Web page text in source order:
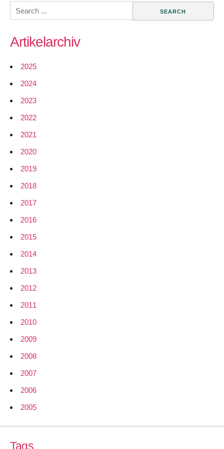
‘ne
Search
for:
Artikelarchiv
2025
2024
2023
2022
2021
2020
2019
2018
2017
2016
2015
2014
2013
2012
2011
2010
2009
2008
2007
2006
2005
Tags